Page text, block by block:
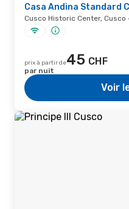
Casa Andina Standard
Cusco Historic Center,
prix à partir de45 CHF
par nuit
Voir